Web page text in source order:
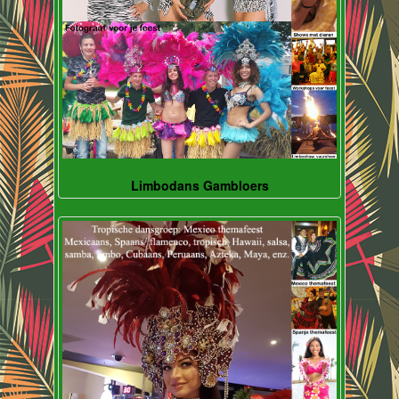
Limbodans Gambloers